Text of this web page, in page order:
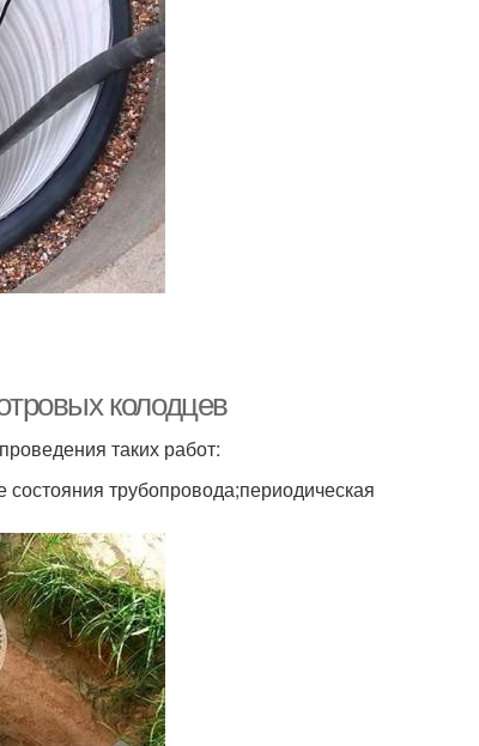
колодцев
таких работ:
трубопровода;периодическая